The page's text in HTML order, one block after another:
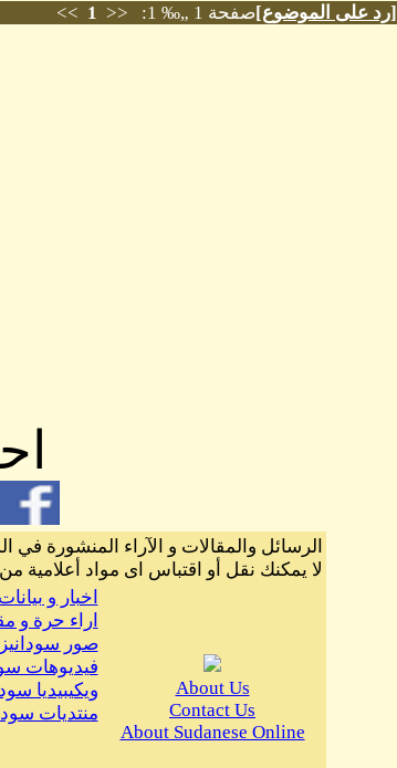
[رد على الموضوع]صفحة 1 „‰ 1: << 1
>>
الرسائل والمقالات و الآراء المنشورة
لا يمكنك نقل أو اقتباس اى مواد أعلامية
About Us
Contact Us
About Sudanese Online
اخبار و بيانات
اراء حرة و
صور
فيديوهات
ويكيبيديا
منتديات